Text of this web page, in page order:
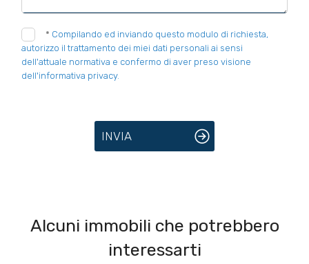
* Compilando ed inviando questo modulo di richiesta,
autorizzo il trattamento dei miei dati personali ai sensi
dell'attuale normativa e confermo di aver preso visione
dell'informativa privacy.
INVIA
Alcuni immobili che potrebbero
interessarti